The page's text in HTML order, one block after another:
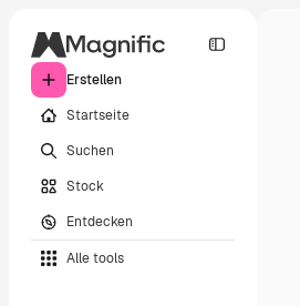
Erstellen
Startseite
Suchen
Stock
Entdecken
Alle tools